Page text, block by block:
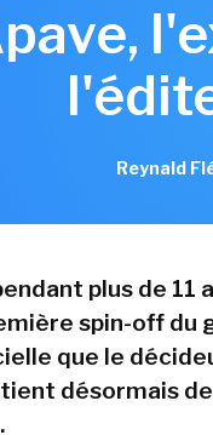
Reynald
plus de 11
spin-off du
que le
désormais